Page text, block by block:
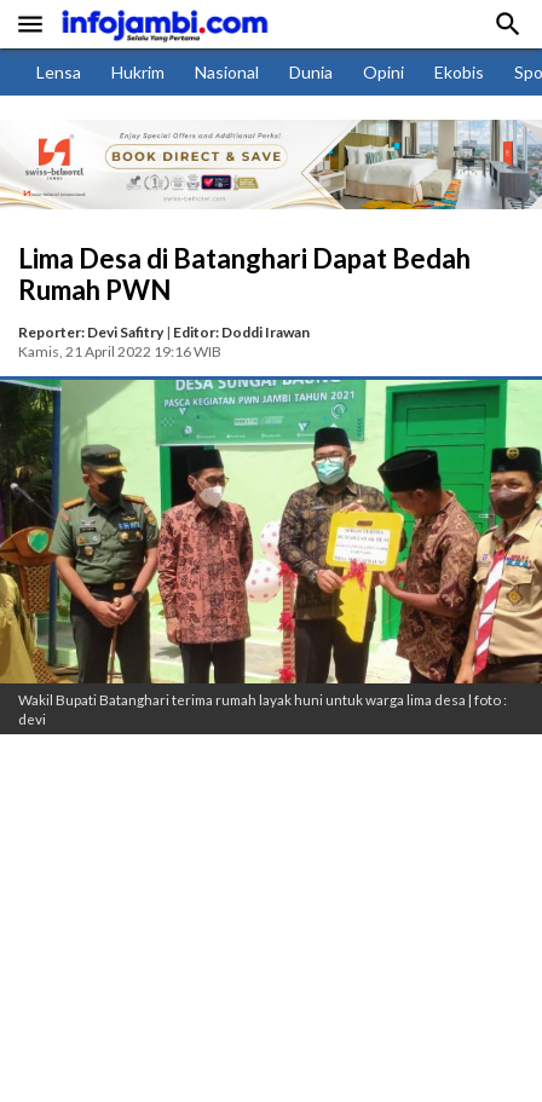
 
Lensa Hukrim Nasional Dunia Opini Ekobis
Lima Desa di Batanghari Dapat Bedah
Rumah PWN
Reporter: Devi Safitry| Editor: Doddi Irawan
Kamis, 21 April 2022 19:16 WIB
Wakil Bupati Batanghari terima rumah layak huni untuk warga lima desa | foto :
devi